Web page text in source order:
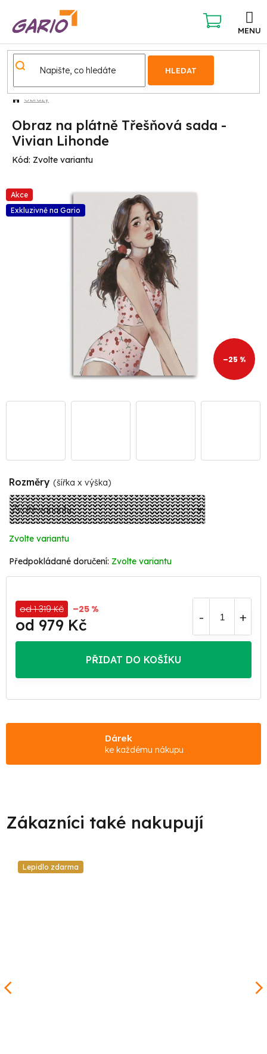
obsah
HLEDAT
NÁKUPNÍ
KOŠÍK
Obrazy
Obraz na plátně Třešňová sada -
Vivian Lihonde
Kód: Zvolte variantu
Akce
Exkluzivně na Gario
–25 %
Rozměry (šířka x výška)
Zvolte variantu
Zvolte variantu
od 1 319 Kč –25 %
od 979 Kč
PŘIDAT DO KOŠÍKU
Dárek
ke každému nákupu
Lepidlo zdarma